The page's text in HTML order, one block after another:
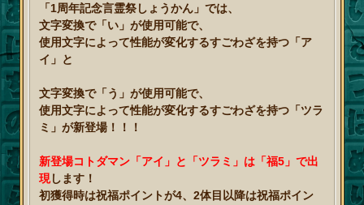
「1周年記念言霊祭しょうかん」では、
文字変換で「い」が使用可能で、
使用文字によって性能が変化するすごわざを持つ「ア
イ」と
文字変換で「う」が使用可能で、
使用文字によって性能が変化するすごわざを持つ「ツラ
ミ」が新登場！！！
新登場コトダマン「アイ」と「ツラミ」は「福5」で出
現します！
初獲得時は祝福ポイントが4、2体目以降は祝福ポイン